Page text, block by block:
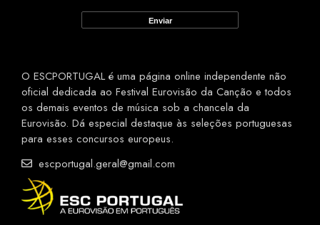
O ESCPORTUGAL é uma página online independente não
oficial dedicada ao Festival Eurovisão da Canção e todos
os demais eventos de música sob a chancela da
Eurovisão. Dá especial destaque às seleções portuguesas
para esses concursos europeus.
escportugal.geral@gmail.com